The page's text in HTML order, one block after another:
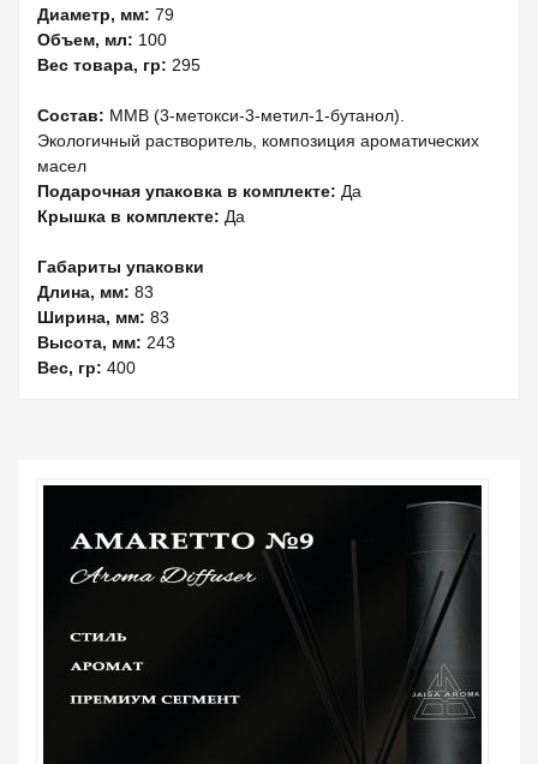
Диаметр, мм: 79
Объем, мл: 100
Вес товара, гр: 295
Состав: MMB (3-метокси-3-метил-1-бутанол).
Экологичный растворитель, композиция ароматических
масел
Подарочная упаковка в комплекте: Да
Крышка в комплекте: Да
Габариты упаковки
Длина, мм: 83
Ширина, мм: 83
Высота, мм: 243
Вес, гр: 400